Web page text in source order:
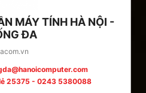
MÁY TÍNH HÀ NỘI -
ĐA
25375 - 0243 5380088